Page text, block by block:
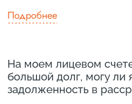
Подробнее
На моем лицевом
большой долг, могу ли
задолженность в